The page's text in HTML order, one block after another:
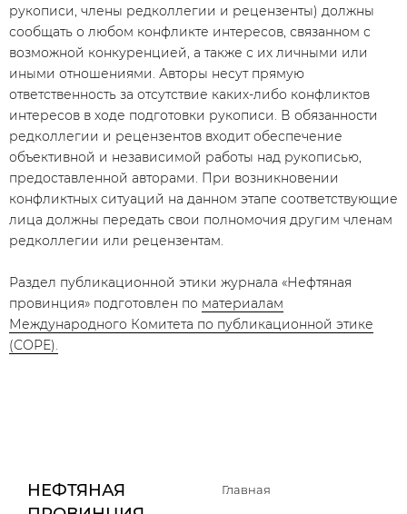
рукописи, члены редколлегии и рецензенты) должны
сообщать о любом конфликте интересов, связанном с
возможной конкуренцией, а также с их личными или
иными отношениями. Авторы несут прямую
ответственность за отсутствие каких-либо конфликтов
интересов в ходе подготовки рукописи. В обязанности
редколлегии и рецензентов входит обеспечение
объективной и независимой работы над рукописью,
предоставленной авторами. При возникновении
конфликтных ситуаций на данном этапе соответствующие
лица должны передать свои полномочия другим членам
редколлегии или рецензентам.
Раздел публикационной этики журнала «Нефтяная
провинция» подготовлен по материалам
Международного Комитета по публикационной этике
(СОРЕ).
НЕФТЯНАЯ
Главная